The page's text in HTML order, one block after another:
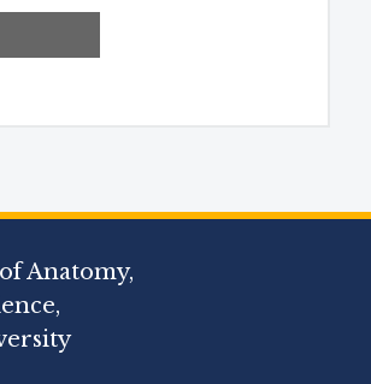
Anatomy,